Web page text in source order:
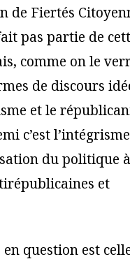
de Fiertés
pas partie de
comme on le
de discours
et le
c’est
du politique
et
question est